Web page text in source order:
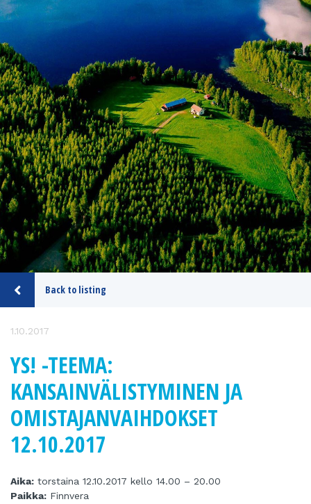
Back to listing
1.10.2017
YS! -TEEMA:
KANSAINVÄLISTYMINEN JA
OMISTAJANVAIHDOKSET
12.10.2017
Aika: torstaina 12.10.2017 kello 14.00 – 20.00
Paikka: Finnvera